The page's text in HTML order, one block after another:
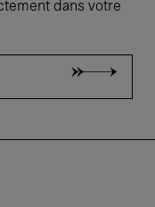
dans votre